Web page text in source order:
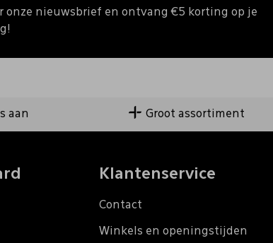
onze nieuwsbrief en ontvang €5 korting op je
aan Groot assortiment
Klantenservice
Contact
Winkels en openingstijden